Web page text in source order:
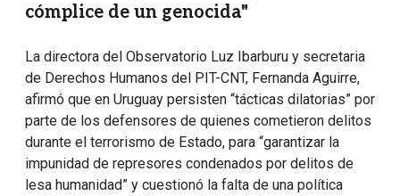
cómplice de un genocida"
La directora del Observatorio Luz Ibarburu y secretaria
de Derechos Humanos del PIT-CNT, Fernanda Aguirre,
afirmó que en Uruguay persisten “tácticas dilatorias” por
parte de los defensores de quienes cometieron delitos
durante el terrorismo de Estado, para “garantizar la
impunidad de represores condenados por delitos de
lesa humanidad” y cuestionó la falta de una política